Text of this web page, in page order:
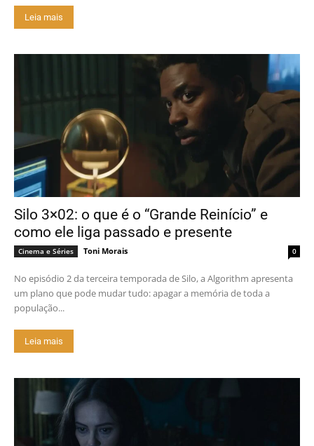
Leia mais
Silo 3×02: o que é o “Grande Reinício” e
como ele liga passado e presente
Cinema e Séries Toni Morais 0
No episódio 2 da terceira temporada de Silo, a Algorithm apresenta
um plano que pode mudar tudo: apagar a memória de toda a
população...
Leia mais